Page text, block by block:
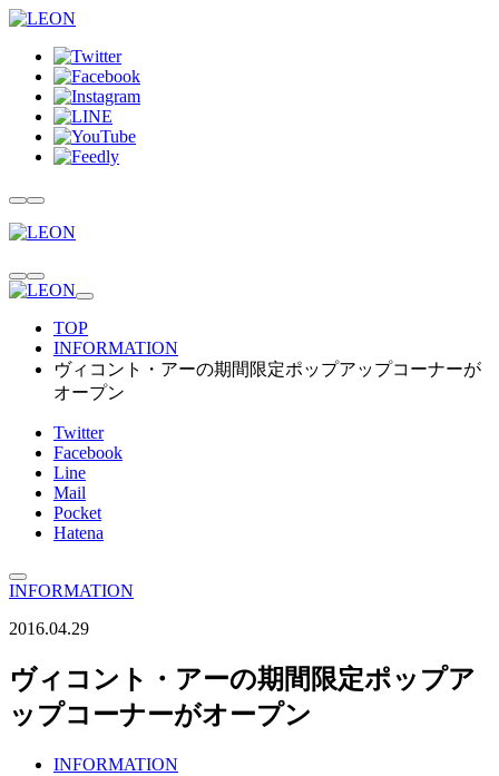
TOP
INFORMATION
ヴィコント・アーの期間限定ポップアップコーナーが
オープン
Twitter
Facebook
Line
Mail
Pocket
Hatena
INFORMATION
2016.04.29
ヴィコント・アーの期間限定ポップア
ップコーナーがオープン
INFORMATION